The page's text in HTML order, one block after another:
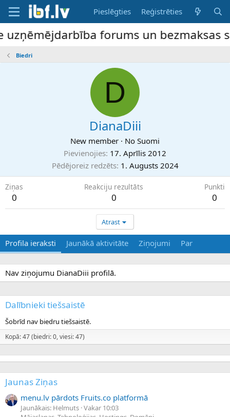
Pieslēgties Reģistrēties
forums un bezmaksas
Biedri
D
DianaDiii
New member · No Suomi
Pievienojies 17. Aprīlis 2012
Pēdējoreiz redzēts 1. Augusts 2024
Ziņas
0
Reakciju rezultāts
0
Punkti
0
Atrast
Profila ieraksti Jaunākā aktivitāte Ziņojumi Par
Nav ziņojumu DianaDiii profilā.
Dalībnieki tiešsaistē
Šobrīd nav biedru tiešsaistē.
Kopā: 47 (biedri: 0, viesi: 47)
Jaunas Ziņas
menu.lv pārdots Fruits.co platformā
Jaunākais: Helmuts Vakar 10:03